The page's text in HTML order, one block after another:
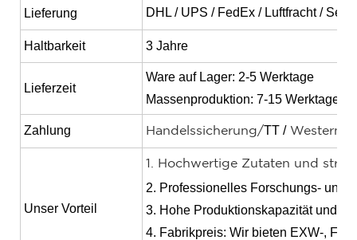
Lieferung DHL / UPS / FedEx / Luftfracht /
Haltbarkeit 3 Jahre
Lieferzeit
Ware auf Lager: 2-5 Werktage
Massenproduktion: 7-15 Werktage
Zahlung Handelssicherung/TT / Western
Unser Vorteil
1. Hochwertige Zutaten und
2. Professionelles Forschungs- und
3. Hohe Produktionskapazität und
4. Fabrikpreis: Wir bieten EXW-,